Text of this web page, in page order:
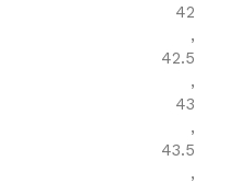
42
,
42.5
,
43
,
43.5
,